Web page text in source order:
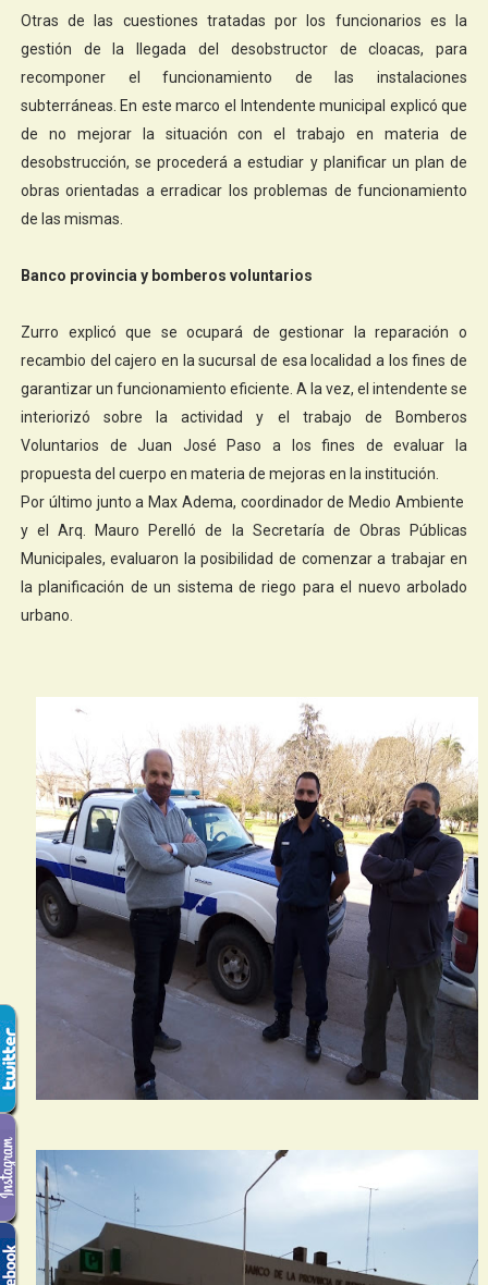
Otras de las cuestiones tratadas por los funcionarios es la
gestión de la llegada del desobstructor de cloacas, para
recomponer el funcionamiento de las instalaciones
subterráneas. En este marco el Intendente municipal explicó que
de no mejorar la situación con el trabajo en materia de
desobstrucción, se procederá a estudiar y planificar un plan de
obras orientadas a erradicar los problemas de funcionamiento
de las mismas.
Banco provincia y bomberos voluntarios
Zurro explicó que se ocupará de gestionar la reparación o
recambio del cajero en la sucursal de esa localidad a los fines de
garantizar un funcionamiento eficiente. A la vez, el intendente se
interiorizó sobre la actividad y el trabajo de Bomberos
Voluntarios de Juan José Paso a los fines de evaluar la
propuesta del cuerpo en materia de mejoras en la institución.
Por último junto a Max Adema, coordinador de Medio Ambiente
y el Arq. Mauro Perelló de la Secretaría de Obras Públicas
Municipales, evaluaron la posibilidad de comenzar a trabajar en
la planificación de un sistema de riego para el nuevo arbolado
urbano.